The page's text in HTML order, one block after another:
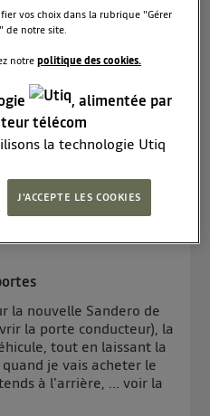
y a toujours des feux
leur nom. Feux de jour
éteint le feu du
? Merci
la nouvelle Sandero de
la porte conducteur), la
tout en laissant la
je vais acheter le
à l'arrière, ...voir la
vos choix dans la rubrique "Gérer
de notre site.
notrepolitique des cookies.
, alimentée par
télécom
la technologie Utiq
et liées à votre
vous consentez sur
site).
pour la protection
en vous offrant choix et
par votre opérateur
IP et une référence
(ex : votre numéro de
J'ACCEPTE LES COOKIES